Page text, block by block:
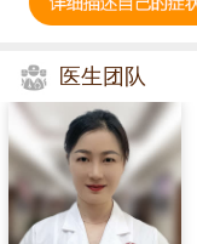
医生团队